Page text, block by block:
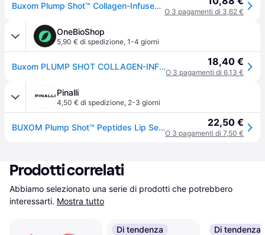
Buxom Plump Shot™ Collagen-Infused Lip Serum Lucidalabbra - Rosso scuro
O 3 pagamenti di 3,62 €
OneBioShop
5,90 € di spedizione, 1-4 giorni
Buxom PLUMP SHOT COLLAGEN-INFUSED Fuchsia You 4 ml — Siero lucidalabbra 18,40 €
O 3 pagamenti di 6,13 €
Pinalli
4,50 € di spedizione, 2-3 giorni
BUXOM Plump Shot™ Peptides Lip Serum Fuchsia You 4ml - Gloss 22,50 €
O 3 pagamenti di 7,50 €
Prodotti correlati
Abbiamo selezionato una serie di prodotti che potrebbero
interessarti. Mostra tutto
Di tendenza Di tendenza